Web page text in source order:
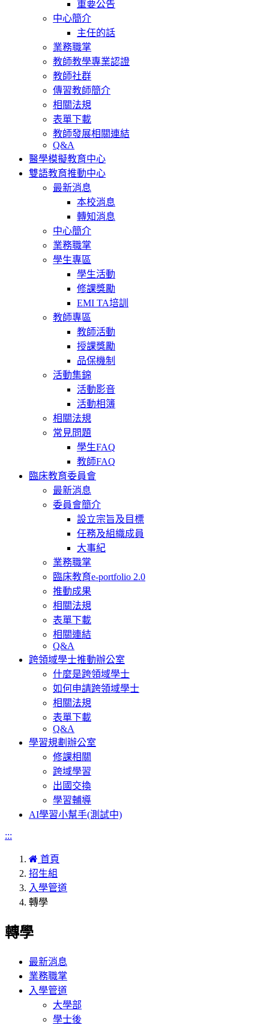
重要公告
中心簡介
主任的話
業務職掌
教師教學專業認證
教師社群
傳習教師簡介
相關法規
表單下載
教師發展相關連結
Q&A
醫學模擬教育中心
雙語教育推動中心
最新消息
本校消息
轉知消息
中心簡介
業務職掌
學生專區
學生活動
修課獎勵
EMI TA培訓
教師專區
教師活動
授課獎勵
品保機制
活動集錦
活動影音
活動相簿
相關法規
常見問題
學生FAQ
教師FAQ
臨床教育委員會
最新消息
委員會簡介
設立宗旨及目標
任務及組織成員
大事紀
業務職掌
臨床教育e-portfolio 2.0
推動成果
相關法規
表單下載
相關連結
Q&A
跨領域學士推動辦公室
什麼是跨領域學士
如何申請跨領域學士
相關法規
表單下載
Q&A
學習規劃辦公室
修課相關
跨域學習
出國交換
學習輔導
AI學習小幫手(測試中)
:::
首頁
招生組
入學管道
轉學
轉學
最新消息
業務職掌
入學管道
大學部
學士後